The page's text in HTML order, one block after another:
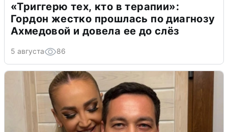
«Триггерю тех, кто в терапии»:
Гордон жестко прошлась по диагнозу
Ахмедовой и довела ее до слёз
5 августа 86